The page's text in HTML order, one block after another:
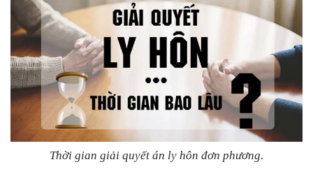
Thời gian giải quyết án ly hôn đơn phương.